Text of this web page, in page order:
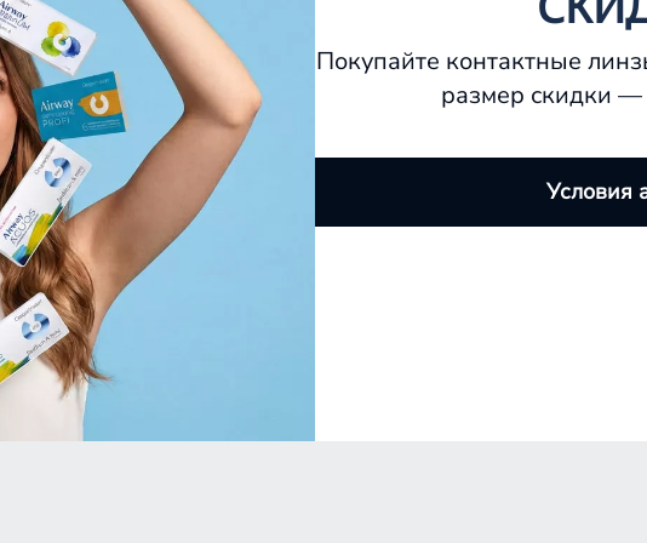
Покупайте контактные
размер скидки —
Условия